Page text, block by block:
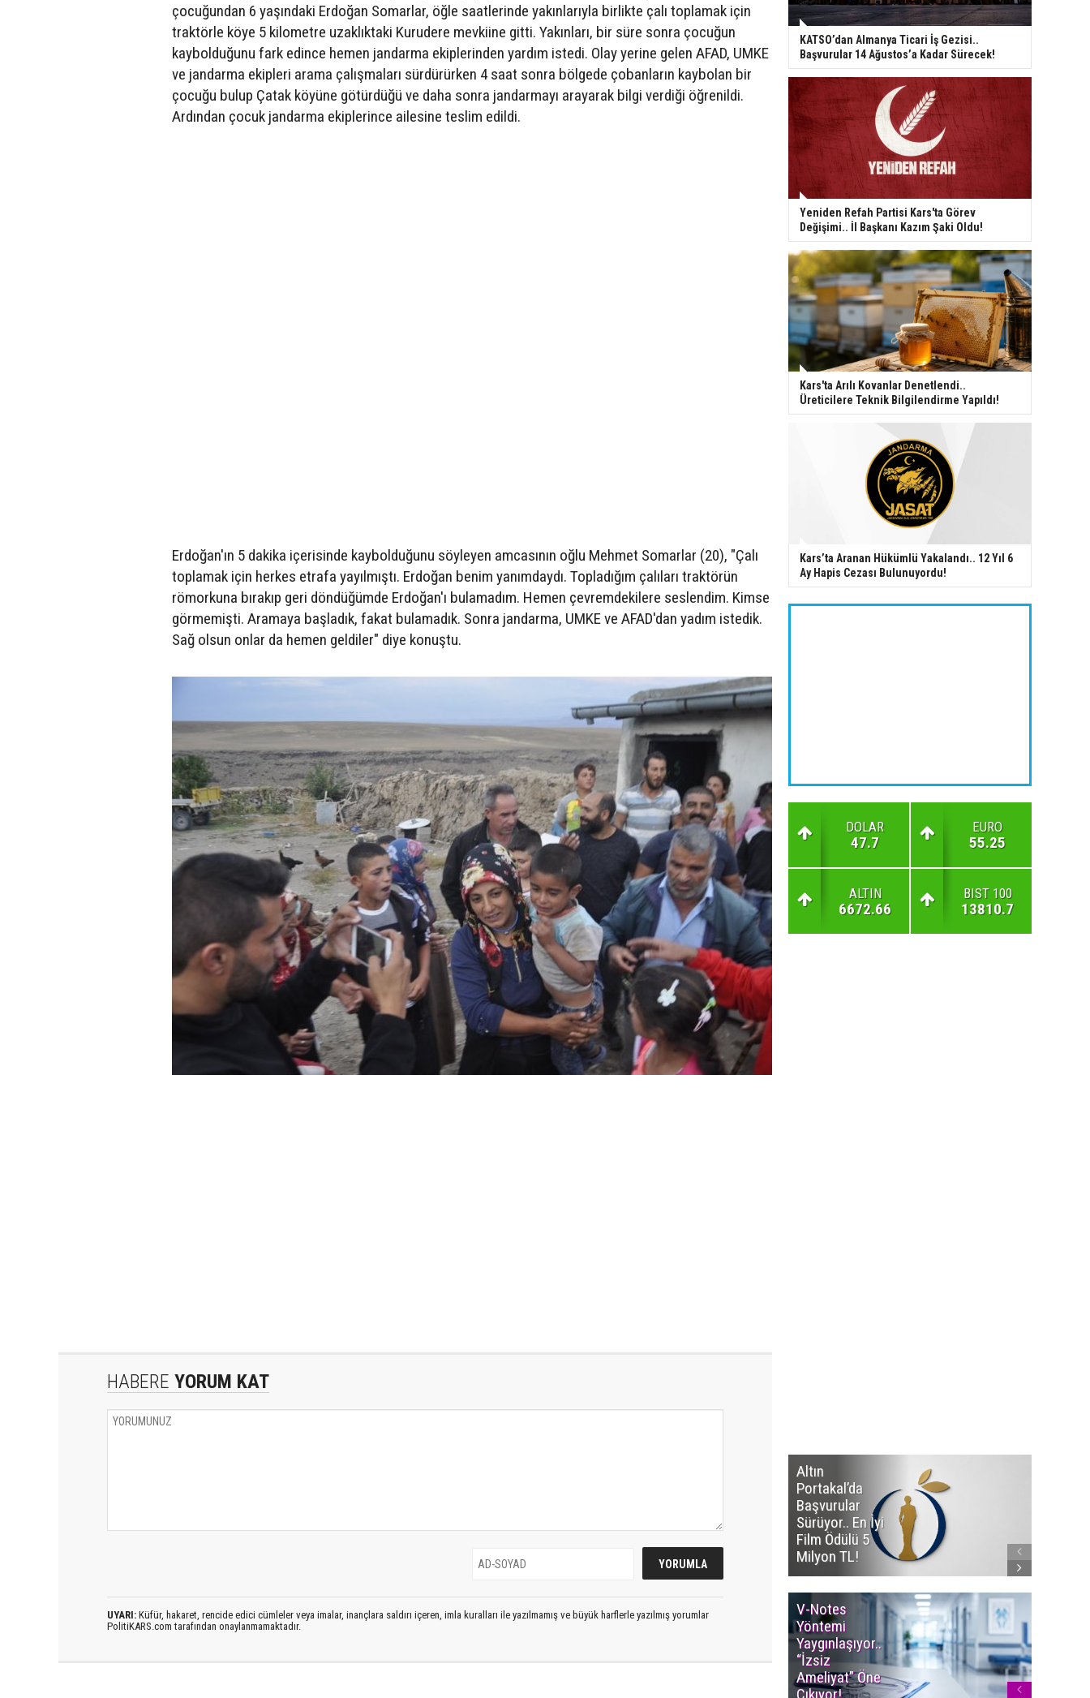
çocuğundan 6 yaşındaki Erdoğan Somarlar, öğle saatlerinde yakınlarıyla birlikte çalı toplamak için
traktörle köye 5 kilometre uzaklıktaki Kurudere mevkiine gitti. Yakınları, bir süre sonra çocuğun
kaybolduğunu fark edince hemen jandarma ekiplerinden yardım istedi. Olay yerine gelen AFAD, UMKE
ve jandarma ekipleri arama çalışmaları sürdürürken 4 saat sonra bölgede çobanların kaybolan bir
çocuğu bulup Çatak köyüne götürdüğü ve daha sonra jandarmayı arayarak bilgi verdiği öğrenildi.
Ardından çocuk jandarma ekiplerince ailesine teslim edildi.
Erdoğan'ın 5 dakika içerisinde kaybolduğunu söyleyen amcasının oğlu Mehmet Somarlar (20), "Çalı
toplamak için herkes etrafa yayılmıştı. Erdoğan benim yanımdaydı. Topladığım çalıları traktörün
römorkuna bırakıp geri döndüğümde Erdoğan'ı bulamadım. Hemen çevremdekilere seslendim. Kimse
görmemişti. Aramaya başladık, fakat bulamadık. Sonra jandarma, UMKE ve AFAD'dan yadım istedik.
Sağ olsun onlar da hemen geldiler" diye konuştu.
HABERE YORUM KAT
UYARI: Küfür, hakaret, rencide edici cümleler veya imalar, inançlara saldırı içeren, imla kuralları ile yazılmamış ve büyük harflerle yazılmış yorumlar
PolitiKARS.com tarafından onaylanmamaktadır.
KATSO’dan Almanya Ticari İş Gezisi..
Başvurular 14 Ağustos’a Kadar Sürecek!
Yeniden Refah Partisi Kars'ta Görev
Değişimi.. İl Başkanı Kazım Şaki Oldu!
Kars'ta Arılı Kovanlar Denetlendi..
Üreticilere Teknik Bilgilendirme Yapıldı!
Kars’ta Aranan Hükümlü Yakalandı.. 12 Yıl 6
Ay Hapis Cezası Bulunuyordu!
DOLAR
47.7
EURO
55.25
ALTIN
6672.66
BIST 100
13810.7
Altın
Portakal’da
Başvurular
Sürüyor.. En İyi
Film Ödülü 5
Milyon TL!
V-Notes
Yöntemi
Yaygınlaşıyor..
“İzsiz
Ameliyat” Öne